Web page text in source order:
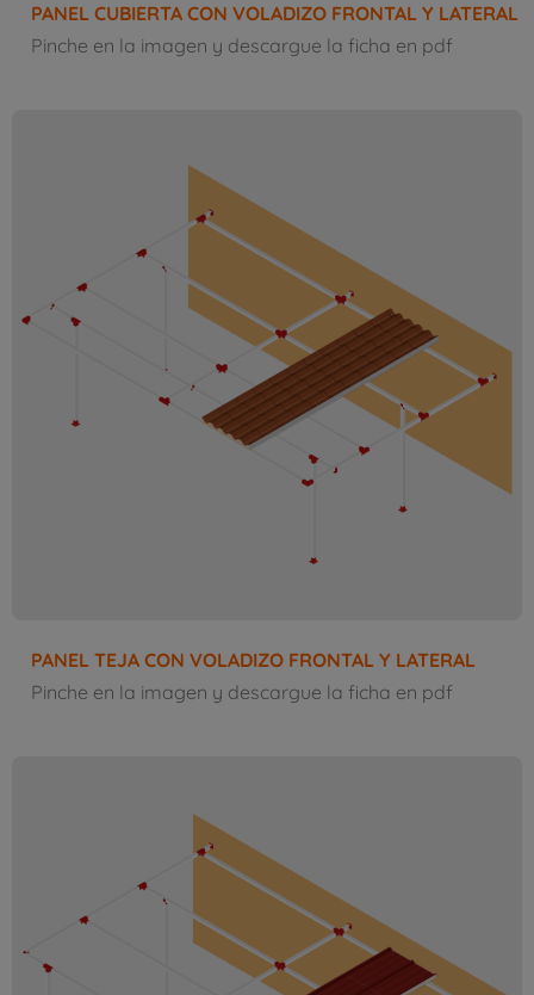
PANEL CUBIERTA CON VOLADIZO FRONTAL Y LATERAL
Pinche en la imagen y descargue la ficha en pdf
PANEL TEJA CON VOLADIZO FRONTAL Y LATERAL
Pinche en la imagen y descargue la ficha en pdf